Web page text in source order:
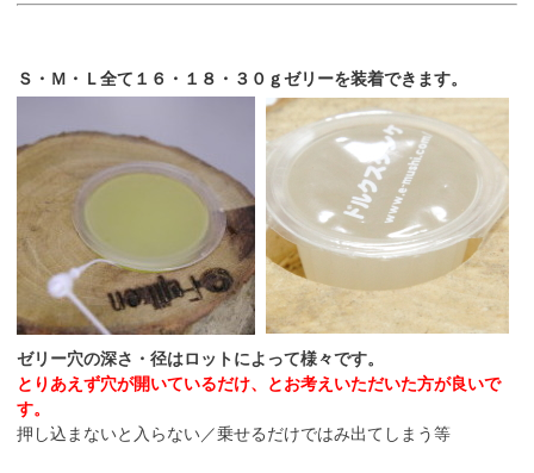
Ｓ・Ｍ・Ｌ全て１６・１８・３０ｇゼリーを装着できます。
ゼリー穴の深さ・径はロットによって様々です。
とりあえず穴が開いているだけ、とお考えいただいた方が良いで
す。
押し込まないと入らない／乗せるだけではみ出てしまう等